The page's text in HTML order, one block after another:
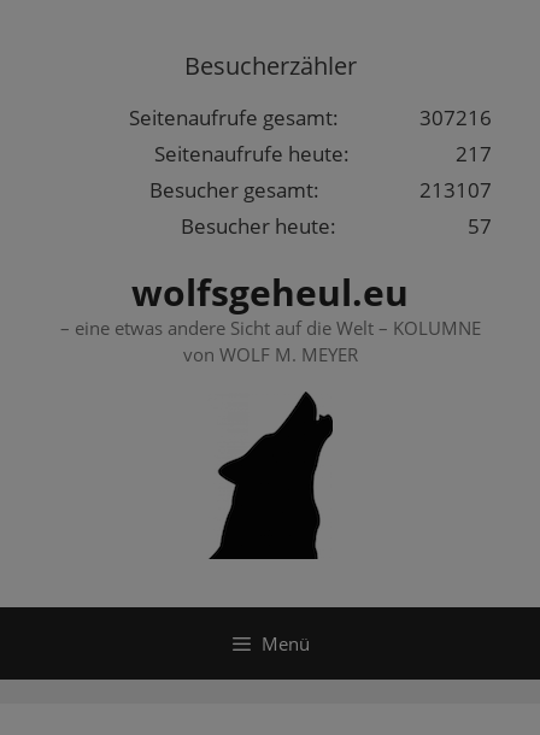
Besucherzähler
307216
Seitenaufrufe gesamt:
217
Seitenaufrufe heute:
213107
Besucher gesamt:
57
Besucher heute:
wolfsgeheul.eu
– eine etwas andere Sicht auf die Welt – KOLUMNE
von WOLF M. MEYER
Menü